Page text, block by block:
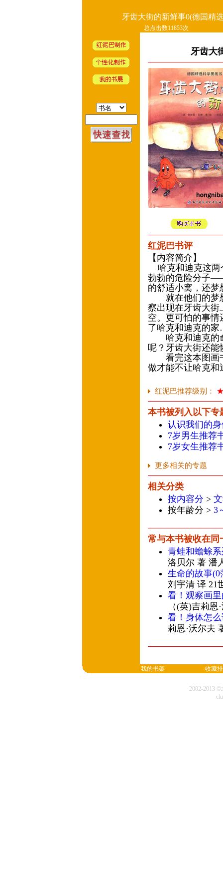
牙齿大街的新鲜事0(德国精
总点击数11853次
牙齿大
红泥巴书评
【内容简介】
哈克和迪克这两
勃勃的危险分子
的舒适小窝，还
就在他们的梦想
察出现在牙齿大街
空。更可怕的事
了哈克和迪克的
哈克和迪克的命
呢？牙齿大街还
看完这本图画书
做才能不让哈克和
红泥巴推荐级别：
本书被列入以下专
认识我们的
7岁男生推荐
7岁女生推荐
更多相关的专题
相关分类
按内容分 >
按年龄分 > 3
常与本书被收在同
青蛙和蟾蜍
洛贝尔 著 潘
生命的故事
刘宇清 译 21
看！观察画
（(英)吉莉
看！身体怎
莉恩·沃尔夫
我的书架 收藏
2002-2013